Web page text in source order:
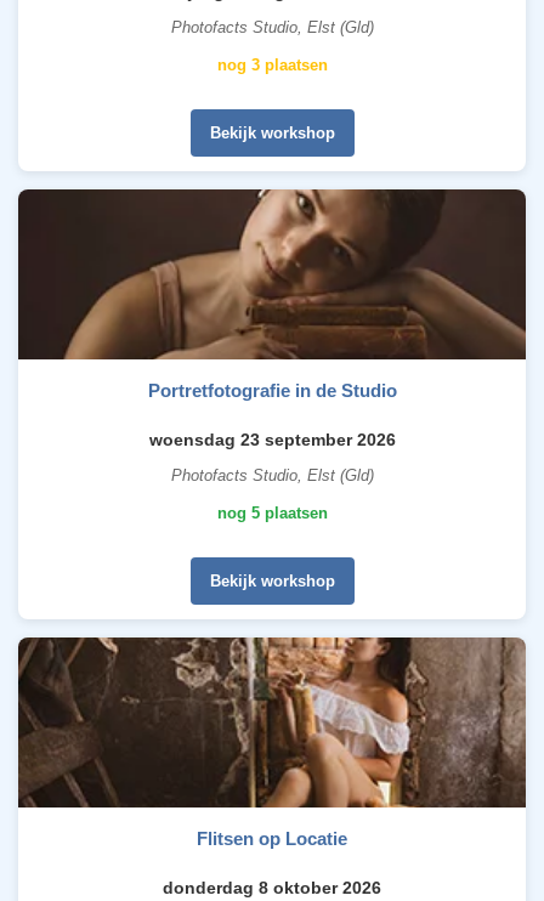
Photofacts Studio, Elst (Gld)
nog 3 plaatsen
Bekijk workshop
Portretfotografie in de Studio
woensdag 23 september 2026
Photofacts Studio, Elst (Gld)
nog 5 plaatsen
Bekijk workshop
Flitsen op Locatie
donderdag 8 oktober 2026